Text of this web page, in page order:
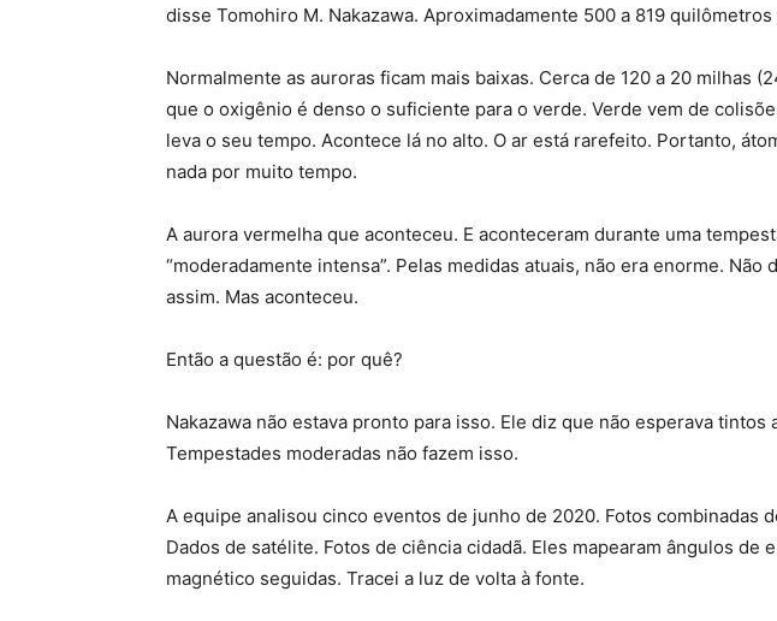
disse Tomohiro M. Nakazawa. Aproximadamente 500 a 819
Normalmente as auroras ficam mais baixas. Cerca de 120 a 20 milhas
que o oxigênio é denso o suficiente para o verde. Verde vem de
leva o seu tempo. Acontece lá no alto. O ar está rarefeito. Portanto,
nada por muito tempo.
A aurora vermelha que aconteceu. E aconteceram durante uma
“moderadamente intensa”. Pelas medidas atuais, não era enorme. Não
assim. Mas aconteceu.
Então a questão é: por quê?
Nakazawa não estava pronto para isso. Ele diz que não esperava tintos
Tempestades moderadas não fazem isso.
A equipe analisou cinco eventos de junho de 2020. Fotos combinadas
Dados de satélite. Fotos de ciência cidadã. Eles mapearam ângulos de
magnético seguidas. Tracei a luz de volta à fonte.